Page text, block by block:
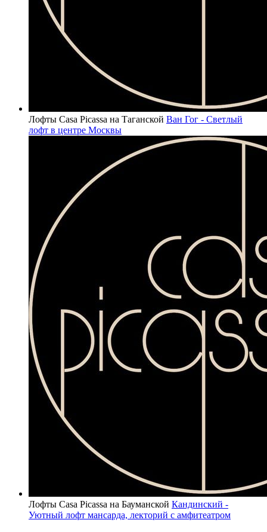
Лофты Casa Picassa на Таганской Ван Гог - Светлый
лофт в центре Москвы
Лофты Casa Picassa на Бауманской Кандинский -
Уютный лофт мансарда, лекторий с амфитеатром